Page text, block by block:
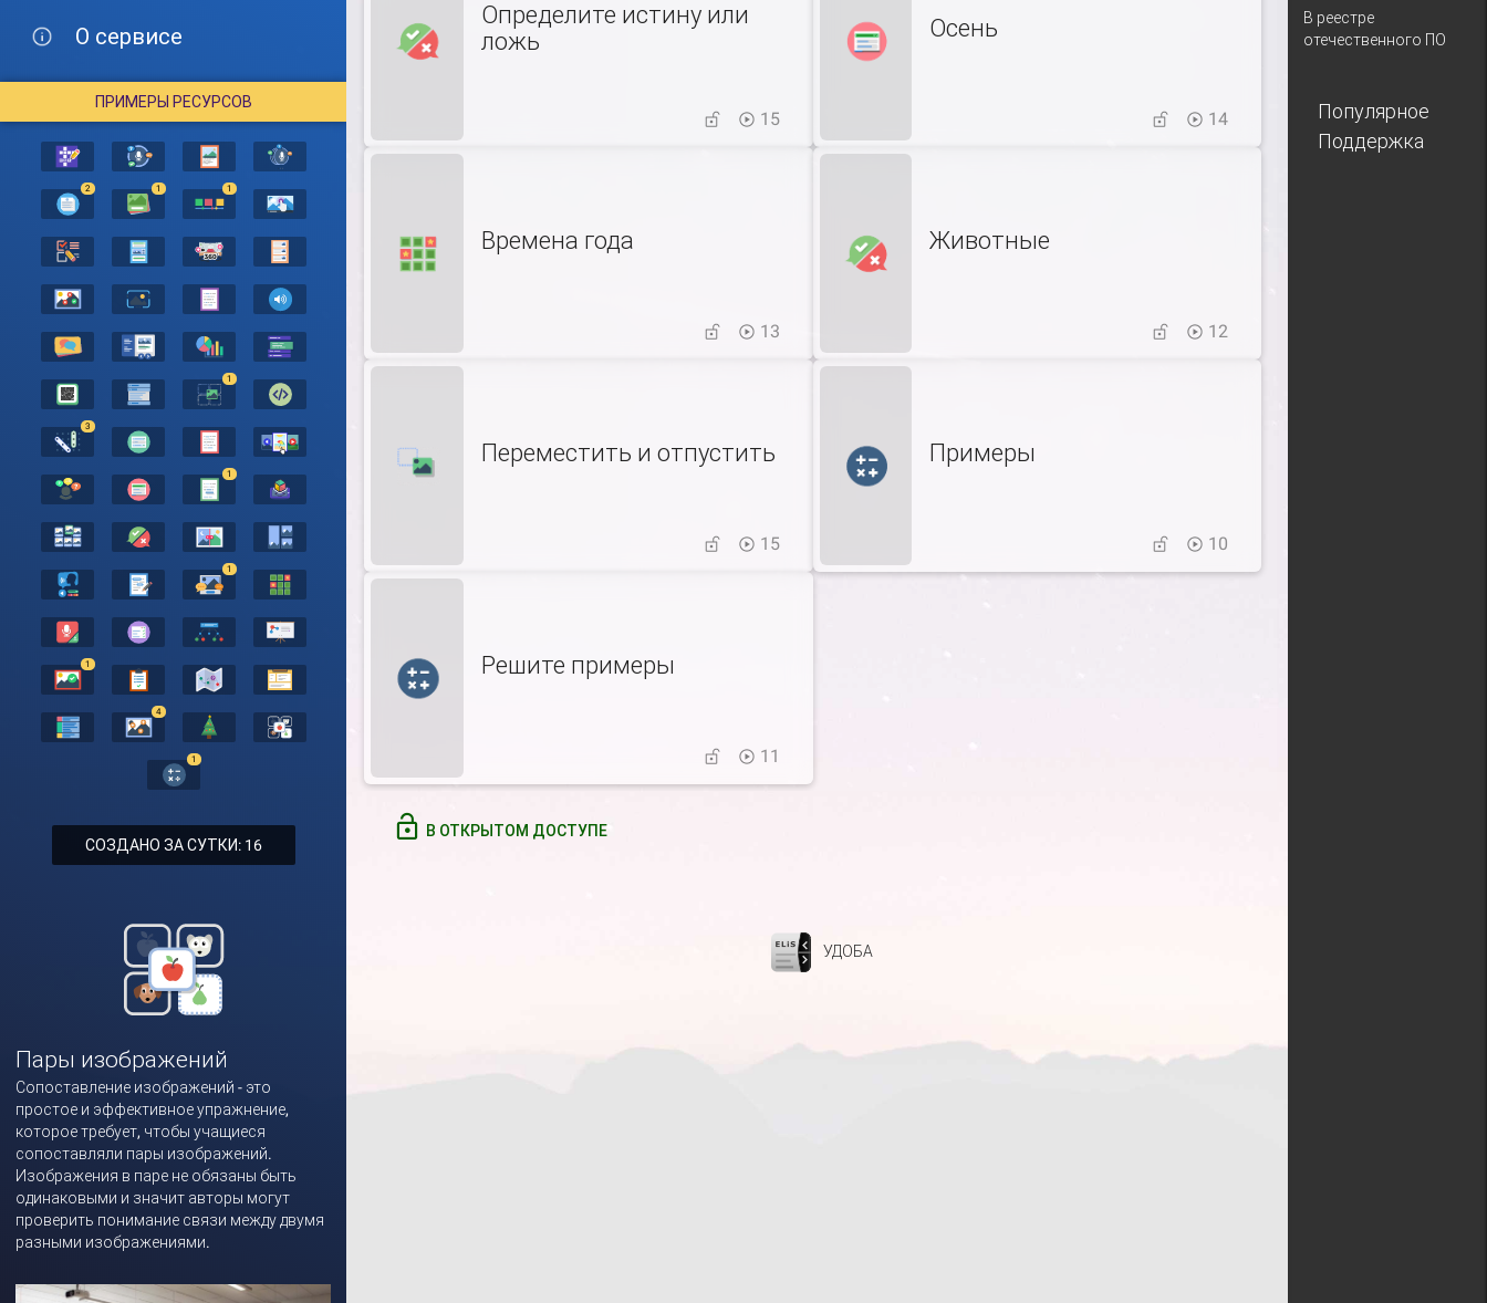
О сервисе
ПРИМЕРЫ РЕСУРСОВ
2 1 1
1
3
1
1
1
4
1
СОЗДАНО ЗА СУТКИ: 16
Пары изображений
Сопоставление изображений - это
простое и эффективное упражнение,
которое требует, чтобы учащиеся
сопоставляли пары изображений.
Изображения в паре не обязаны быть
одинаковыми и значит авторы могут
проверить понимание связи между двумя
разными изображениями.
Определите истину или
ложь
15
Осень
14
Времена года
13
Животные
12
Переместить и отпустить
15
Примеры
10
Решите примеры
11
В ОТКРЫТОМ ДОСТУПЕ
УДОБА
В реестре
отечественного ПО
Популярное
Поддержка